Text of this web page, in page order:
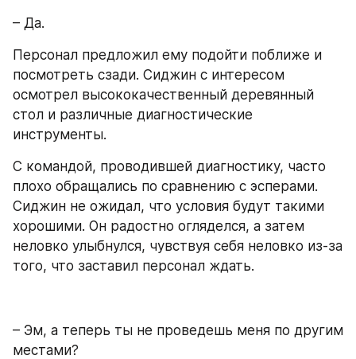
– Да.
Персонал предложил ему подойти поближе и
посмотреть сзади. Сиджин с интересом
осмотрел высококачественный деревянный
стол и различные диагностические
инструменты.
С командой, проводившей диагностику, часто
плохо обращались по сравнению с эсперами.
Сиджин не ожидал, что условия будут такими
хорошими. Он радостно огляделся, а затем
неловко улыбнулся, чувствуя себя неловко из-за
того, что заставил персонал ждать.
– Эм, а теперь ты не проведешь меня по другим
местами?